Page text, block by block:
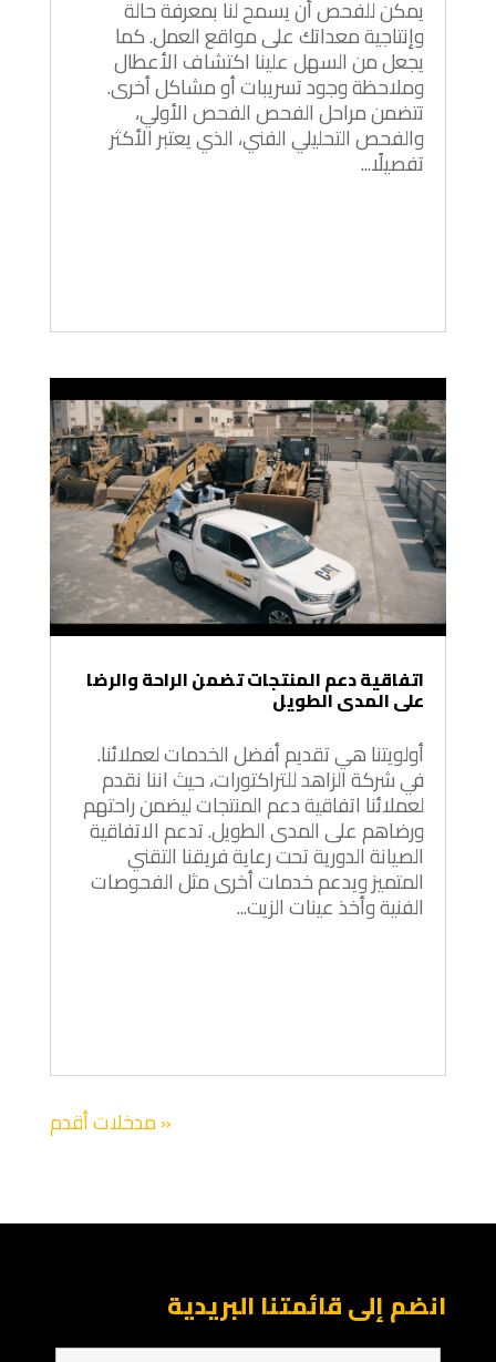
يمكن للفحص أن يسمح لنا بمعرفة حالة
وإنتاجية معداتك على مواقع العمل. كما
يجعل من السهل علينا اكتشاف الأعطال
وملاحظة وجود تسريبات أو مشاكل أخرى.
تتضمن مراحل الفحص الفحص الأولي،
والفحص التحليلي الفني، الذي يعتبر الأكثر
تفصيلًا...
اتفاقية دعم المنتجات تضمن الراحة والرضا
على المدى الطويل
أولويتنا هي تقديم أفضل الخدمات لعملائنا.
في شركة الزاهد للتراكتورات، حيث اننا نقدم
لعملائنا اتفاقية دعم المنتجات ليضمن راحتهم
ورضاهم على المدى الطويل. تدعم الاتفاقية
الصيانة الدورية تحت رعاية فريقنا التقني
المتميز ويدعم خدمات أخرى مثل الفحوصات
الفنية وأخذ عينات الزيت...
« مدخلات أقدم
انضم إلى قائمتنا البريدية